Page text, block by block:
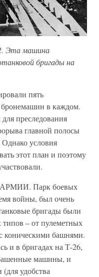
Эта машина
бригады на
пять
бронемашин в каждом.
преследования
главной полосы
условия
этот план и поэтому
Парк боевых
войны, был очень
бригады были
– от пулеметных
коническими башнями.
и в бригадах на Т-26,
машины, и
удобства